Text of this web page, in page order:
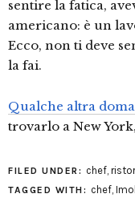
sentire la fatica,
americano: è un
Ecco, non ti deve
la fai.
Qualche altra
trovarlo a New
FILED UNDER: chef,
TAGGED WITH: chef,